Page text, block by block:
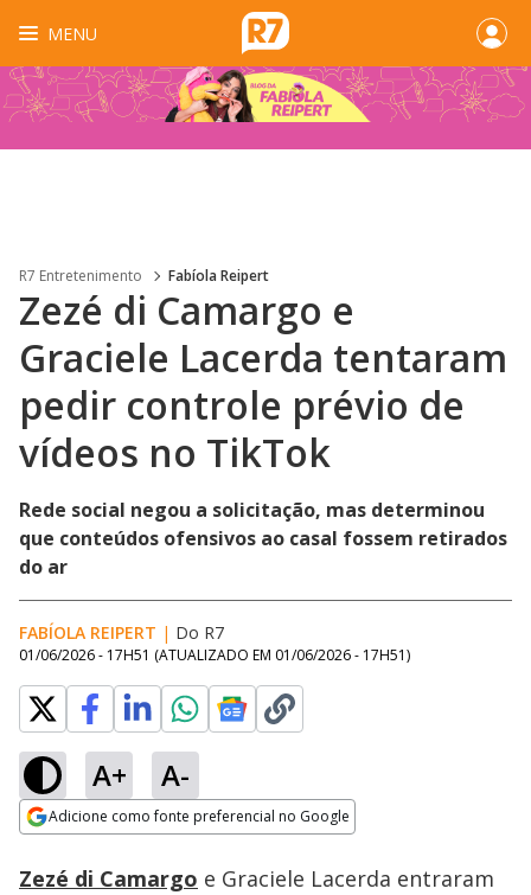
MENU
R7 Entretenimento Fabíola Reipert
Zezé di Camargo e
Graciele Lacerda tentaram
pedir controle prévio de
vídeos no TikTok
Rede social negou a solicitação, mas determinou
que conteúdos ofensivos ao casal fossem retirados
do ar
FABÍOLA REIPERT | Do R7
01/06/2026 - 17H51 (ATUALIZADO EM 01/06/2026 - 17H51)
A+ A-
Adicione como fonte preferencial no Google
Ativar
100.00%
Zezé di Camargo e Graciele Lacerda entraram